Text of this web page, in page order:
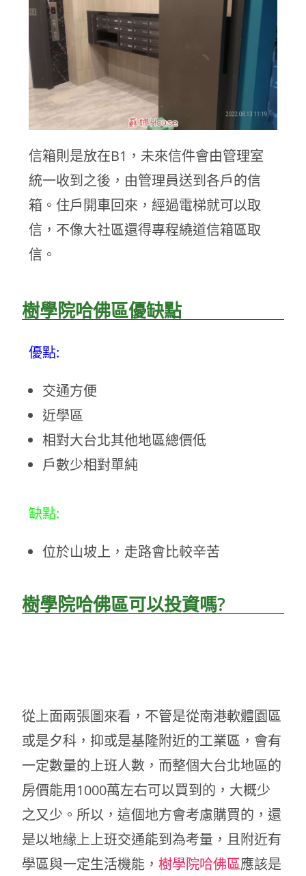
信箱則是放在B1，未來信件會由管理室
統一收到之後，由管理員送到各戶的信
箱。住戶開車回來，經過電梯就可以取
信，不像大社區還得專程繞道信箱區取
信。
樹學院哈佛區優缺點
優點:
交通方便
近學區
相對大台北其他地區總價低
戶數少相對單純
缺點:
位於山坡上，走路會比較辛苦
樹學院哈佛區可以投資嗎?
從上面兩張圖來看，不管是從南港軟體園區
或是夕科，抑或是基隆附近的工業區，會有
一定數量的上班人數，而整個大台北地區的
房價能用1000萬左右可以買到的，大概少
之又少。所以，這個地方會考慮購買的，還
是以地緣上上班交通能到為考量，且附近有
學區與一定生活機能，樹學院哈佛區應該是